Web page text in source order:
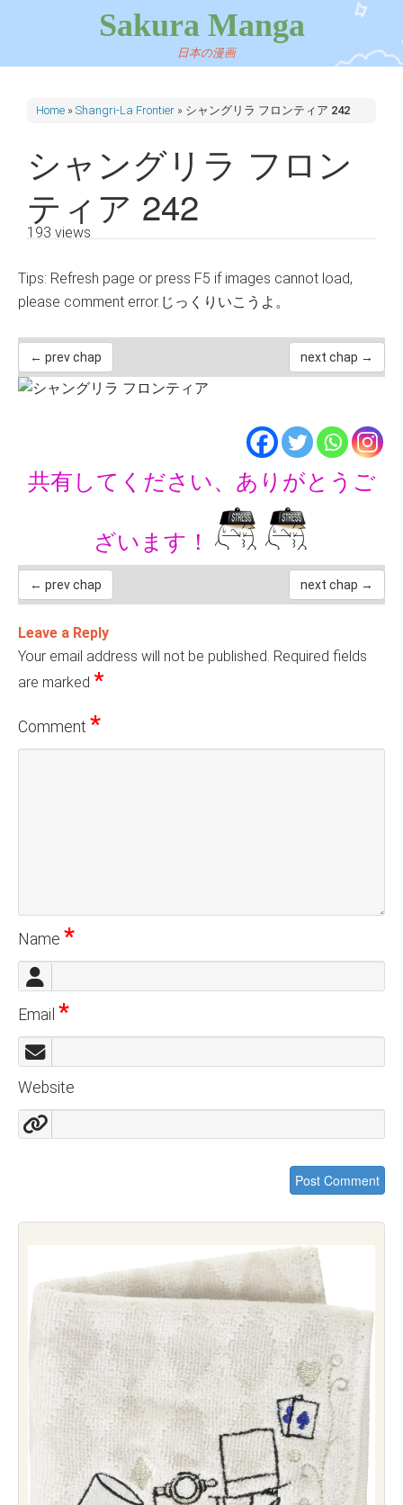
Sakura Manga
日本の漫画
Home » Shangri-La Frontier » シャングリラ フロンティア 242
シャングリラ フロン
ティア 242
193 views
Tips: Refresh page or press F5 if images cannot load,
please comment error.じっくりいこうよ。
← prev chap next chap →
共有してください、ありがとうご
ざいます！
← prev chap next chap →
Leave a Reply
Your email address will not be published. Required fields
are marked *
Comment *
Name *
Email *
Website